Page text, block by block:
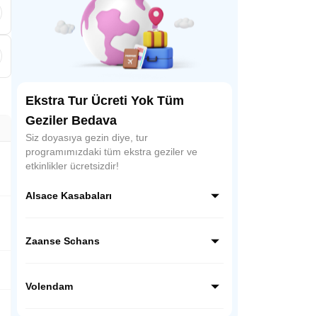
Ekstra Tur Ücreti Yok Tüm
Geziler Bedava
Siz doyasıya gezin diye, tur
programımızdaki tüm ekstra geziler ve
etkinlikler ücretsizdir!
Alsace Kasabaları
kenarındaki Alsas Kasabaları, masallardan
şarapları, hamur işleri, peynirleri ile
Zaanse Schans
yerlerinden olup yel değirmenleri ile ünlü
Volendam